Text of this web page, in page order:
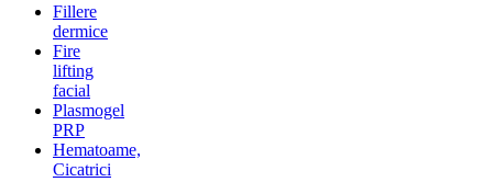
Fillere
dermice
Fire
lifting
facial
Plasmogel
PRP
Hematoame,
Cicatrici